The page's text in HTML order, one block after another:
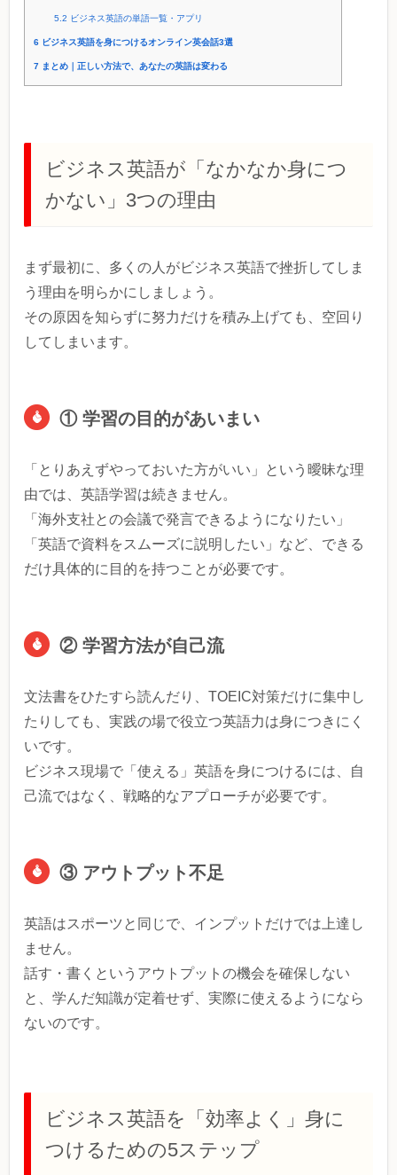
5.2 ビジネス英語の単語一覧・アプリ
6 ビジネス英語を身につけるオンライン英会話3選
7 まとめ｜正しい方法で、あなたの英語は変わる
ビジネス英語が「なかなか身につ
かない」3つの理由
まず最初に、多くの人がビジネス英語で挫折してしま
う理由を明らかにしましょう。
その原因を知らずに努力だけを積み上げても、空回り
してしまいます。
① 学習の目的があいまい
「とりあえずやっておいた方がいい」という曖昧な理
由では、英語学習は続きません。
「海外支社との会議で発言できるようになりたい」
「英語で資料をスムーズに説明したい」など、できる
だけ具体的に目的を持つことが必要です。
② 学習方法が自己流
文法書をひたすら読んだり、TOEIC対策だけに集中し
たりしても、実践の場で役立つ英語力は身につきにく
いです。
ビジネス現場で「使える」英語を身につけるには、自
己流ではなく、戦略的なアプローチが必要です。
③ アウトプット不足
英語はスポーツと同じで、インプットだけでは上達し
ません。
話す・書くというアウトプットの機会を確保しない
と、学んだ知識が定着せず、実際に使えるようになら
ないのです。
ビジネス英語を「効率よく」身に
つけるための5ステップ